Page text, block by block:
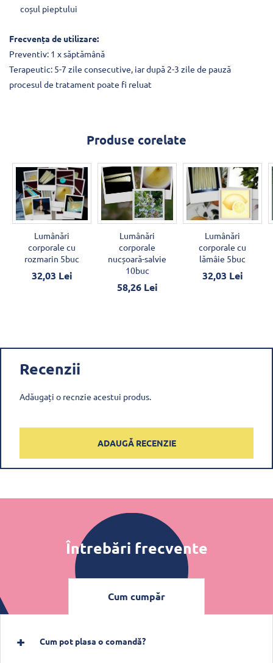
coșul pieptului
Frecvența de utilizare:
Preventiv: 1 x săptămână
Terapeutic: 5-7 zile consecutive, iar după 2-3 zile de pauză
procesul de tratament poate fi reluat
Produse corelate
Lumânări
corporale cu
rozmarin 5buc
32,03 Lei
Lumânări
corporale
nucșoară-salvie
10buc
58,26 Lei
Lumânări
corporale cu
lămâie 5buc
32,03 Lei
Recenzii
Adăugați o recnzie acestui produs.
ADAUGĂ RECENZIE
Întrebări frecvente
Cum cumpăr
Cum pot plasa o comandă?